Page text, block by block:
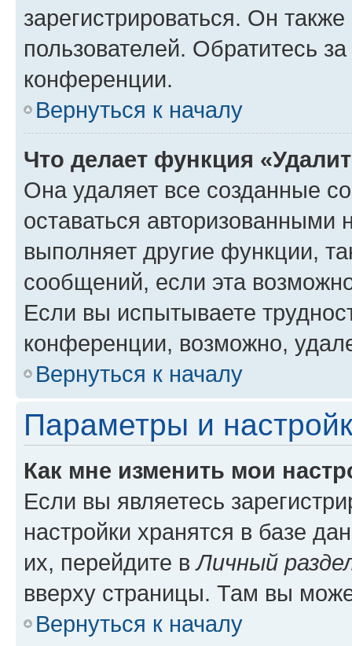
зарегистрироваться. Он
пользователей. Обратитесь
конференции.
Вернуться к началу
Что делает функция
Она удаляет все созданные
оставаться авторизованными
выполняет другие функции,
сообщений, если эта
Если вы испытываете
конференции, возможно,
Вернуться к началу
Параметры и
Как мне изменить мои
Если вы являетесь
настройки хранятся в базе
их, перейдите вЛичный
вверху страницы. Там вы
Вернуться к началу